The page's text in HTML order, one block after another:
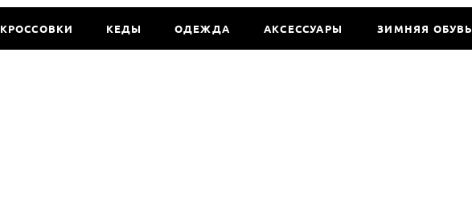
КРОССОВКИ КЕДЫ ОДЕЖДА АКСЕССУАРЫ ЗИМНЯЯ ОБУВЬ